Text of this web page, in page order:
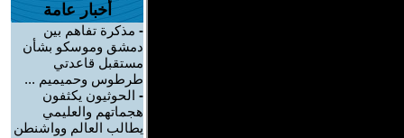
أخبار عامة
- مذكرة تفاهم بين
دمشق وموسكو بشأن
مستقبل قاعدتي
طرطوس وحميميم ...
- الحوثيون يكثفون
هجماتهم والعليمي
يطالب العالم وواشنطن